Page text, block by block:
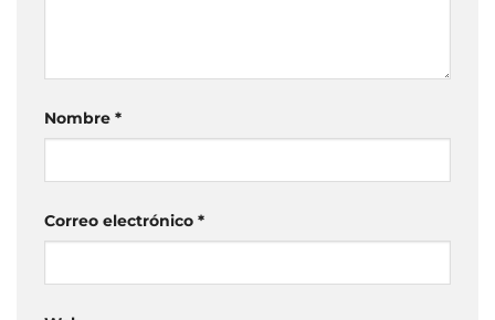
Nombre *
Correo electrónico *